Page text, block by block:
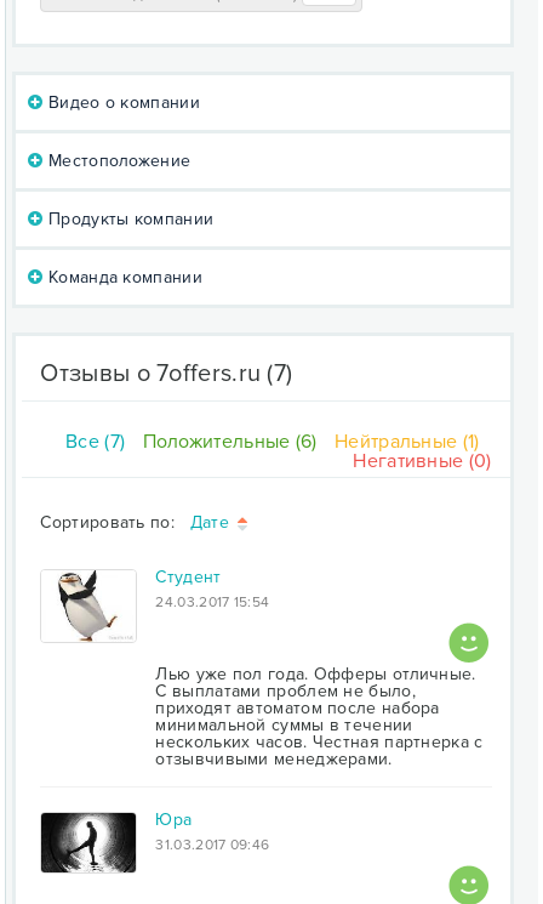
Видео о компании
Местоположение
Продукты компании
Команда компании
Отзывы о 7offers.ru (7)
Все (7) Положительные (6)
Нейтральные (1)
Негативные (0)
Сортировать по: Дате
Студент
24.03.2017 15:54
Лью уже пол года. Офферы отличные.
С выплатами проблем не было,
приходят автоматом после набора
минимальной суммы в течении
нескольких часов. Честная партнерка с
отзывчивыми менеджерами.
Юра
31.03.2017 09:46